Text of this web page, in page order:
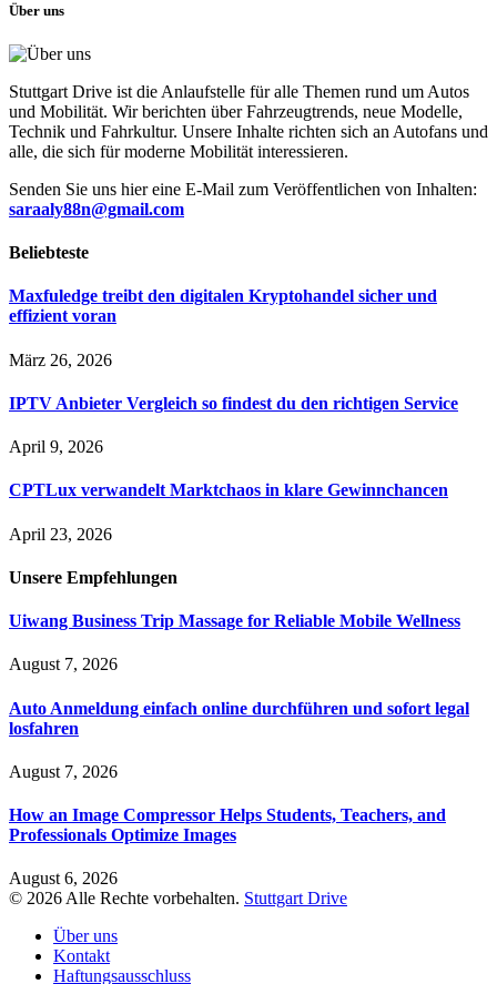
Über uns
Stuttgart Drive ist die Anlaufstelle für alle Themen rund um Autos
und Mobilität. Wir berichten über Fahrzeugtrends, neue Modelle,
Technik und Fahrkultur. Unsere Inhalte richten sich an Autofans und
alle, die sich für moderne Mobilität interessieren.
Senden Sie uns hier eine E-Mail zum Veröffentlichen von Inhalten:
saraaly88n@gmail.com
Beliebteste
Maxfuledge treibt den digitalen Kryptohandel sicher und
effizient voran
März 26, 2026
IPTV Anbieter Vergleich so findest du den richtigen Service
April 9, 2026
CPTLux verwandelt Marktchaos in klare Gewinnchancen
April 23, 2026
Unsere Empfehlungen
Uiwang Business Trip Massage for Reliable Mobile Wellness
August 7, 2026
Auto Anmeldung einfach online durchführen und sofort legal
losfahren
August 7, 2026
How an Image Compressor Helps Students, Teachers, and
Professionals Optimize Images
August 6, 2026
© 2026 Alle Rechte vorbehalten. Stuttgart Drive
Über uns
Kontakt
Haftungsausschluss